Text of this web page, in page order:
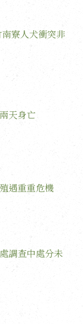
寮人犬衝突非
天身亡
遇重重危機
調查中處分未